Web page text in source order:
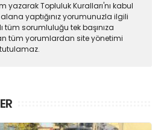
yazarak Topluluk Kuralları'nı kabul
yaptığınız yorumunuzla ilgili
sorumluluğu tek başınıza
tüm yorumlardan site yönetimi